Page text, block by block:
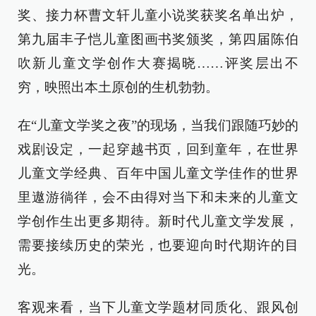
奖、接力杯曹文轩儿童小说奖获奖名单出炉，
第九届丰子恺儿童图画书奖颁奖，第四届陈伯
吹新儿童文学创作大赛揭晓……评奖层出不
穷，映照出本土原创的生机勃勃。
在“儿童文学奖之夜”的现场，当我们跟随巧妙的
戏剧设定，一起穿越书页，回到童年，在世界
儿童文学经典、百年中国儿童文学佳作的世界
里遨游徜徉，会不由得对当下和未来的儿童文
学创作生出更多期待。新时代儿童文学发展，
需要接续历史的荣光，也要迎向时代期许的目
光。
客观来看，当下儿童文学题材同质化、跟风创